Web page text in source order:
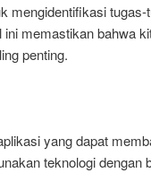
mengidentifikasi tugas-
memastikan bahwa
penting.
yang dapat
teknologi dengan